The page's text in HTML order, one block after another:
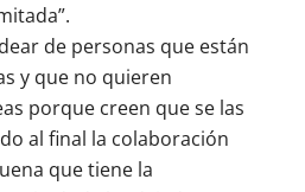
de personas que están
y que no quieren
porque creen que se las
al final la colaboración
que tiene la